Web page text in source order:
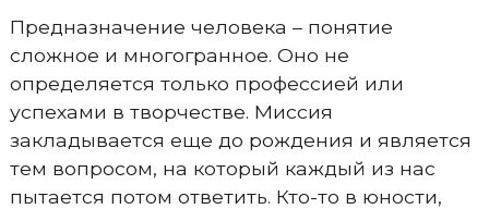
Предназначение человека – понятие
сложное и многогранное. Оно не
определяется только профессией или
успехами в творчестве. Миссия
закладывается еще до рождения и является
тем вопросом, на который каждый из нас
пытается потом ответить. Кто-то в юности,